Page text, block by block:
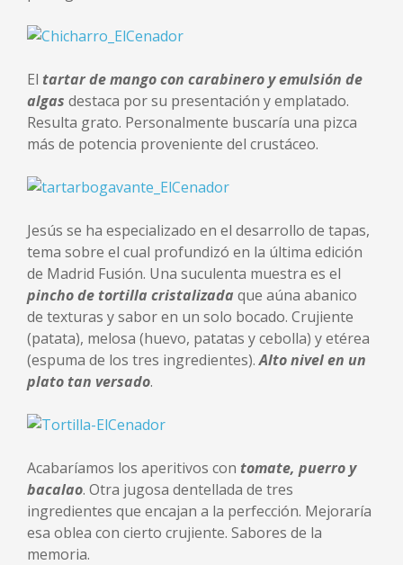
El tartar de mango con carabinero y emulsión de
algas destaca por su presentación y emplatado.
Resulta grato. Personalmente buscaría una pizca
más de potencia proveniente del crustáceo.
Jesús se ha especializado en el desarrollo de tapas,
tema sobre el cual profundizó en la última edición
de Madrid Fusión. Una suculenta muestra es el
pincho de tortilla cristalizada que aúna abanico
de texturas y sabor en un solo bocado. Crujiente
(patata), melosa (huevo, patatas y cebolla) y etérea
(espuma de los tres ingredientes).Alto nivel en un
plato tan versado.
Acabaríamos los aperitivos con tomate, puerro y
bacalao. Otra jugosa dentellada de tres
ingredientes que encajan a la perfección. Mejoraría
esa oblea con cierto crujiente. Sabores de la
memoria.